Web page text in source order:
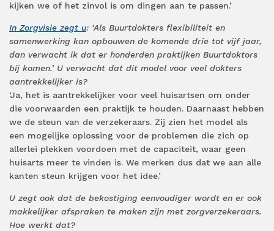
kijken we of het zinvol is om dingen aan te passen.’
In Zorgvisie zegt u: ‘Als Buurtdokters flexibiliteit en
samenwerking kan opbouwen de komende drie tot vijf jaar,
dan verwacht ik dat er honderden praktijken Buurtdoktors
bij komen.’ U verwacht dat dit model voor veel dokters
aantrekkelijker is?
‘Ja, het is aantrekkelijker voor veel huisartsen om onder
die voorwaarden een praktijk te houden. Daarnaast hebben
we de steun van de verzekeraars. Zij zien het model als
een mogelijke oplossing voor de problemen die zich op
allerlei plekken voordoen met de capaciteit, waar geen
huisarts meer te vinden is. We merken dus dat we aan alle
kanten steun krijgen voor het idee.’
U zegt ook dat de bekostiging eenvoudiger wordt en er ook
makkelijker afspraken te maken zijn met zorgverzekeraars.
Hoe werkt dat?